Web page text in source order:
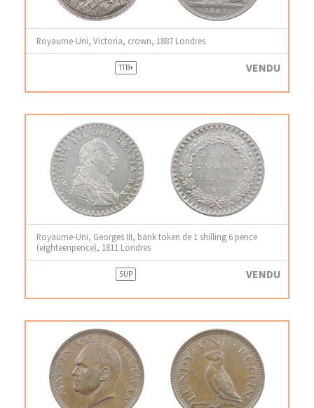
Royaume-Uni, Victoria, crown, 1887 Londres
TTB+ VENDU
Royaume-Uni, Georges III, bank token de 1 shilling 6 pence
(eighteenpence), 1811 Londres
SUP VENDU